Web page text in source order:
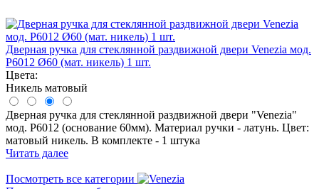
Дверная ручка для стеклянной раздвижной двери Venezia мод.
P6012 Ø60 (мат. никель) 1 шт.
Цвета:
Никель матовый
Дверная ручка для стеклянной раздвижной двери "Venezia"
мод. P6012 (основание 60мм). Материал ручки - латунь. Цвет:
матовый никель. В комплекте - 1 штука
Читать далее
Посмотреть все категории